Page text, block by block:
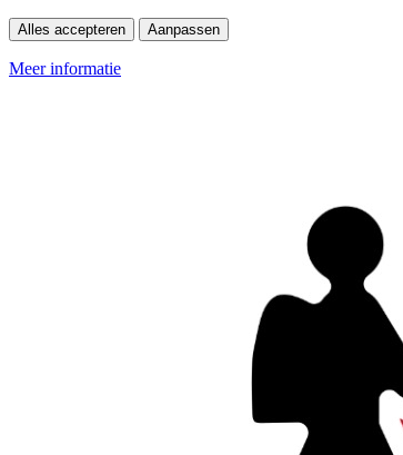
Alles accepteren Aanpassen
Meer informatie